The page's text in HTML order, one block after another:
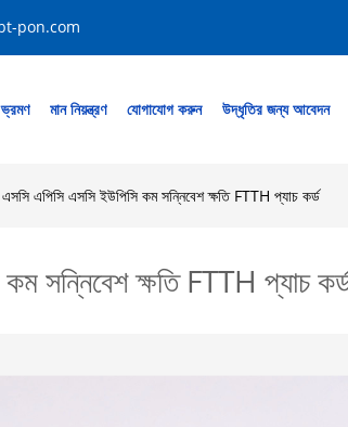
pon.com
ভ্রমণ মান নিয়ন্ত্রণ যোগাযোগ করুন উদ্ধৃতির জন্য আবেদন
এসসি এপিসি এসসি ইউপিসি কম সন্নিবেশ ক্ষতি FTTH প্যাচ কর্ড
সন্নিবেশ ক্ষতি FTTH প্যাচ